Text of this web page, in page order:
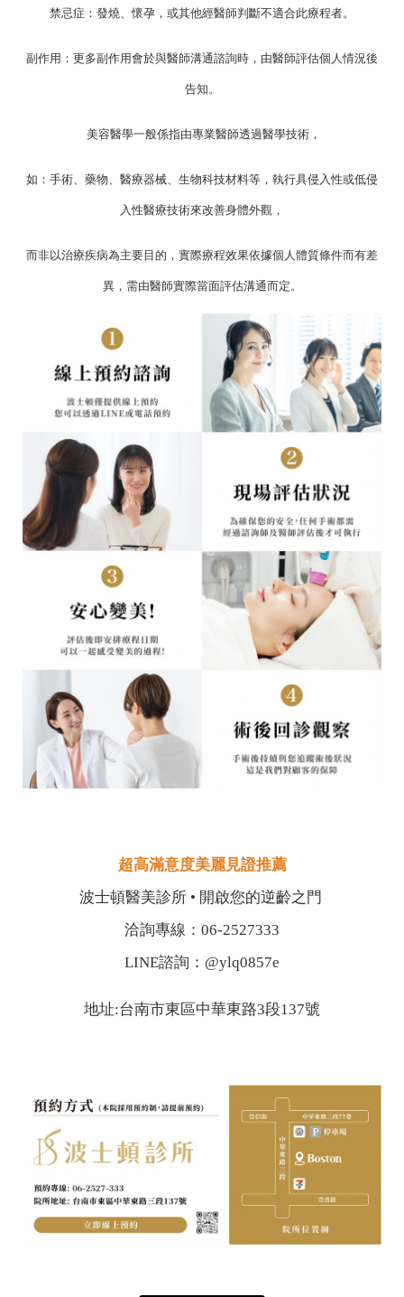
禁忌症：發燒、懷孕，或其他經醫師判斷不適合此療程者。
副作用：更多副作用會於與醫師溝通諮詢時，由醫師評估個人情況後
告知。
美容醫學一般係指由專業醫師透過醫學技術，
如：手術、藥物、醫療器械、生物科技材料等，執行具侵入性或低侵
入性醫療技術來改善身體外觀，
而非以治療疾病為主要目的，實際療程效果依據個人體質條件而有差
異，需由醫師實際當面評估溝通而定。
超高滿意度美麗見證推薦
波士頓醫美診所 • 開啟您的逆齡之門
洽詢專線：06-2527333
LINE諮詢：@ylq0857e
地址:台南市東區中華東路3段137號